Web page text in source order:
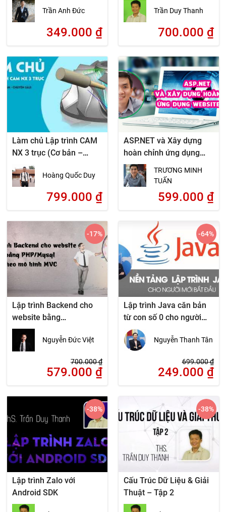
Trần Anh Đức
349.000 ₫
Trần Duy Thanh
700.000 ₫
Làm chủ Lập trình CAM
NX 3 trục (Cơ bản –
Chuyên sâu)
Hoàng Quốc Duy
799.000 ₫
ASP.NET và Xây dựng
hoàn chỉnh ứng dụng
website động
TRƯƠNG MINH
TUẤN
599.000 ₫
Lập trình Backend cho
website bằng
PHP/Mysql theo mô hình
MVC
Nguyễn Đức Việt
700.000₫
579.000 ₫
-17%
Lập trình Java căn bản
từ con số 0 cho người
mới bắt đầu
Nguyễn Thanh Tân
699.000₫
249.000 ₫
-64%
Lập trình Zalo với
Android SDK
-38%
Cấu Trúc Dữ Liệu & Giải
Thuật – Tập 2
-38%